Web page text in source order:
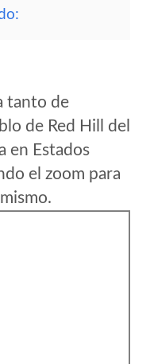
tanto de
de Red Hill del
en Estados
el zoom para